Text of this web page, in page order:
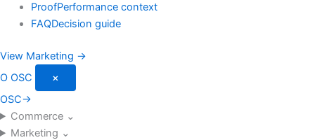
ProofPerformance context
FAQDecision guide
View Marketing →
O OSC
×
OSC→
Commerce ⌄
Marketing ⌄